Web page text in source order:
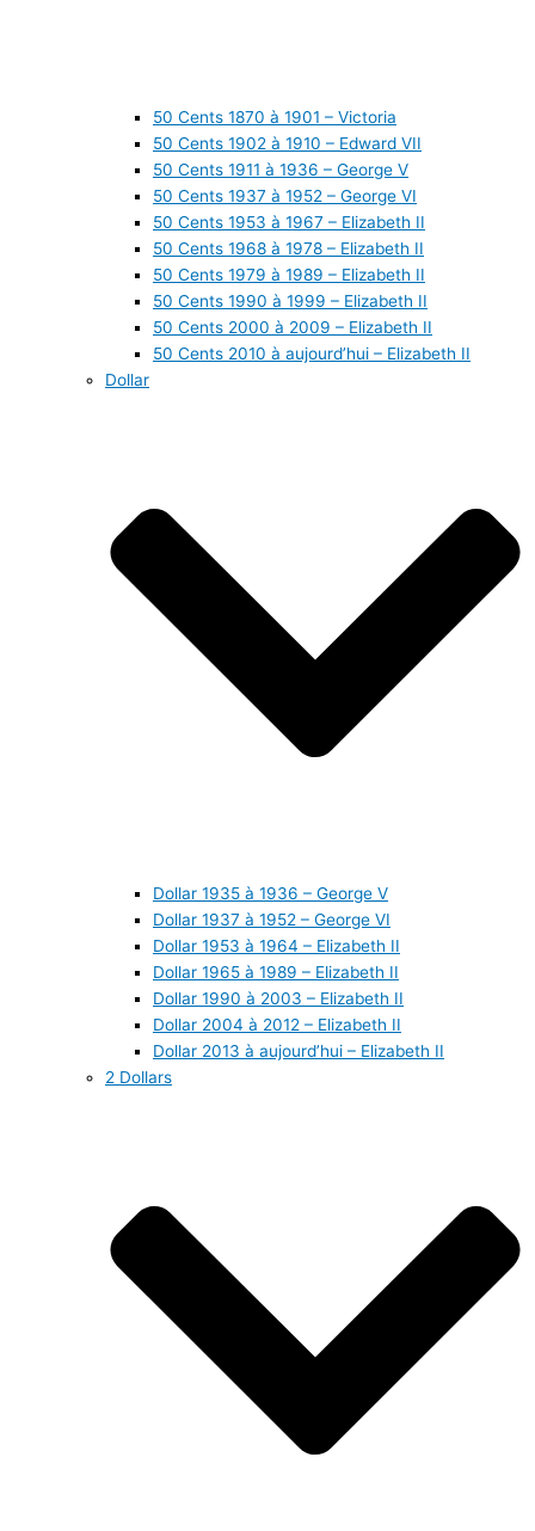
50 Cents 1870 à 1901 – Victoria
50 Cents 1902 à 1910 – Edward VII
50 Cents 1911 à 1936 – George V
50 Cents 1937 à 1952 – George VI
50 Cents 1953 à 1967 – Elizabeth II
50 Cents 1968 à 1978 – Elizabeth II
50 Cents 1979 à 1989 – Elizabeth II
50 Cents 1990 à 1999 – Elizabeth II
50 Cents 2000 à 2009 – Elizabeth II
50 Cents 2010 à aujourd’hui – Elizabeth II
Dollar
Dollar 1935 à 1936 – George V
Dollar 1937 à 1952 – George VI
Dollar 1953 à 1964 – Elizabeth II
Dollar 1965 à 1989 – Elizabeth II
Dollar 1990 à 2003 – Elizabeth II
Dollar 2004 à 2012 – Elizabeth II
Dollar 2013 à aujourd’hui – Elizabeth II
2 Dollars